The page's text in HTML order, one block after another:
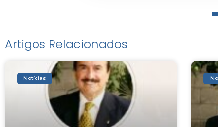
Artigos Relacionados
Notícias